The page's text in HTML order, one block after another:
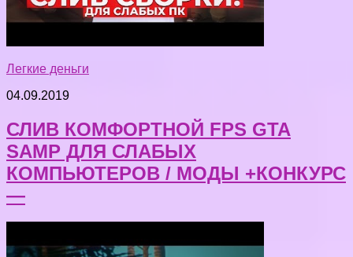
Легкие деньги
04.09.2019
СЛИВ КОМФОРТНОЙ FPS GTA
SAMP ДЛЯ СЛАБЫХ
КОМПЬЮТЕРОВ / МОДЫ +КОНКУРС
—